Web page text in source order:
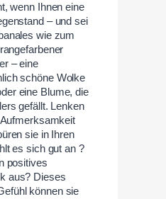
wenn Ihnen eine
– und sei
wie zum
– eine
schöne Wolke
eine Blume, die
gefällt. Lenken
sie in Ihren
es sich gut an ?
positives
aus? Dieses
können sie